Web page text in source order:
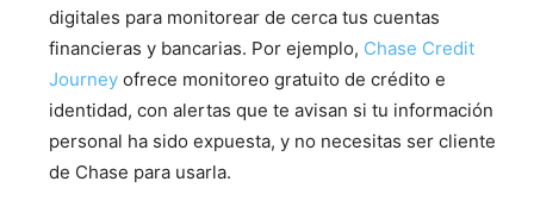
digitales para monitorear de cerca tus cuentas
financieras y bancarias. Por ejemplo, Chase Credit
Journey ofrece monitoreo gratuito de crédito e
identidad, con alertas que te avisan si tu información
personal ha sido expuesta, y no necesitas ser cliente
de Chase para usarla.